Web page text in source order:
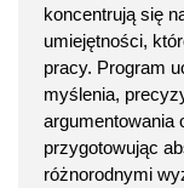
koncentrują się
umiejętności,
pracy. Program
myślenia,
argumentowania
przygotowując
różnorodnymi